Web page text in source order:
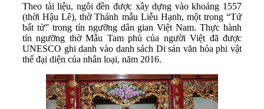
Theo tài liệu, ngôi đền được xây dựng vào khoảng 1557
(thời Hậu Lê), thờ Thánh mẫu Liễu Hạnh, một trong “Tứ
bất tử” trong tín ngưỡng dân gian Việt Nam. Thực hành
tín ngưỡng thờ Mẫu Tam phủ của người Việt đã được
UNESCO ghi danh vào danh sách Di sản văn hóa phi vật
thể đại diện của nhân loại, năm 2016.